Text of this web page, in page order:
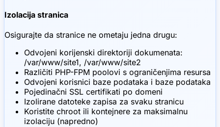
Izolacija stranica
Osigurajte da stranice ne ometaju jedna drugu:
Odvojeni korijenski direktoriji dokumenata:
/var/www/site1, /var/www/site2
Različiti PHP-FPM poolovi s ograničenjima resursa
Odvojeni korisnici baze podataka i baze podataka
Pojedinačni SSL certifikati po domeni
Izolirane datoteke zapisa za svaku stranicu
Koristite chroot ili kontejnere za maksimalnu
izolaciju (napredno)